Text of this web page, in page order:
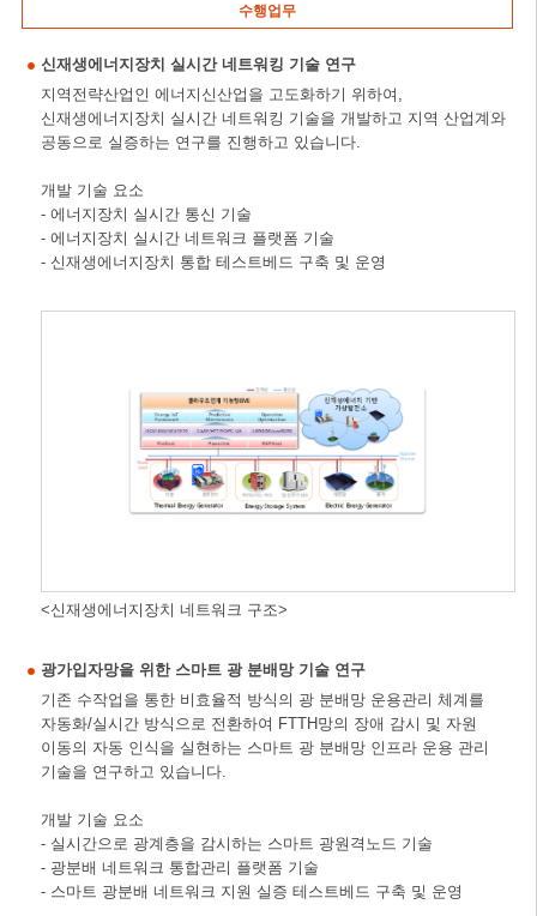
수행업무
신재생에너지장치 실시간 네트워킹 기술 연구
지역전략산업인 에너지신산업을 고도화하기 위하여,
신재생에너지장치 실시간 네트워킹 기술을 개발하고 지역 산업계와
공동으로 실증하는 연구를 진행하고 있습니다.
개발 기술 요소
- 에너지장치 실시간 통신 기술
- 에너지장치 실시간 네트워크 플랫폼 기술
- 신재생에너지장치 통합 테스트베드 구축 및 운영
<신재생에너지장치 네트워크 구조>
광가입자망을 위한 스마트 광 분배망 기술 연구
기존 수작업을 통한 비효율적 방식의 광 분배망 운용관리 체계를
자동화/실시간 방식으로 전환하여 FTTH망의 장애 감시 및 자원
이동의 자동 인식을 실현하는 스마트 광 분배망 인프라 운용 관리
기술을 연구하고 있습니다.
개발 기술 요소
- 실시간으로 광계층을 감시하는 스마트 광원격노드 기술
- 광분배 네트워크 통합관리 플랫폼 기술
- 스마트 광분배 네트워크 지원 실증 테스트베드 구축 및 운영